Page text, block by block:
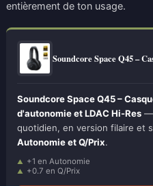
entièrement de ton usage.
Soundcore Space Q45 –
Soundcore Space Q45 –
d'autonomie et LDAC Hi-Res —
quotidien, en version filaire et
Autonomie et Q/Prix.
+1 en Autonomie
+0.7 en Q/Prix